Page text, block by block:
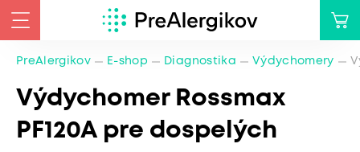
PreAlergikov E-shop Diagnostika Výdychomery
Výdychomer Rossmax
PF120A pre dospelých